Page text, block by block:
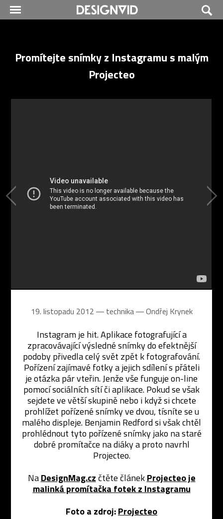
Promítejte snímky z Instagramu s malým
Projecteo
19. listopadu 2012 ― technika ―Ondřej Krynek
Instagram je hit. Aplikace fotografující a
zpracovávající výsledné snímky do efektnější
podoby přivedla celý svět zpět k fotografování.
Pořízení zajímavé fotky a jejich sdílení s přáteli
je otázka pár vteřin. Jenže vše funguje on-line
pomocí sociálních sítí či aplikace. Pokud se však
sejdete ve větší skupině nebo i když si chcete
prohlížet pořízené snímky ve dvou, tísníte se u
malého displeje. Benjamin Redford si však chtěl
prohlédnout tyto pořízené snímky jako na staré
dobré promítačce na diáky a proto navrhl
Projecteo.
NaDesignMag.cz čtěte článekProjecteo je
malinká promítačka fotek z Instagramu
Foto a zdroj:Projecteo